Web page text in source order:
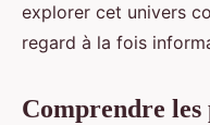
explorer cet univers
regard à la fois
Comprendre les